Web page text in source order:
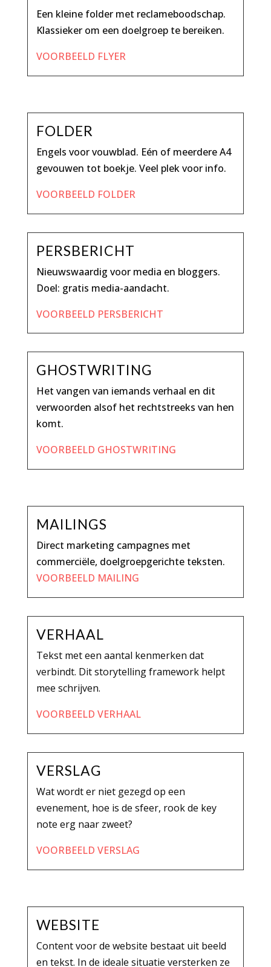
Een kleine folder met reclameboodschap.
Klassieker om een doelgroep te bereiken.
VOORBEELD FLYER
FOLDER
Engels voor vouwblad. Eén of meerdere A4
gevouwen tot boekje. Veel plek voor info.
VOORBEELD FOLDER
PERSBERICHT
Nieuwswaardig voor media en bloggers.
Doel: gratis media-aandacht.
VOORBEELD PERSBERICHT
GHOSTWRITING
Het vangen van iemands verhaal en dit
verwoorden alsof het rechtstreeks van hen
komt.
VOORBEELD GHOSTWRITING
MAILINGS
Direct marketing campagnes met
commerciële, doelgroepgerichte teksten.
VOORBEELD MAILING
VERHAAL
Tekst met een aantal kenmerken dat
verbindt. Dit storytelling framework helpt
mee schrijven.
VOORBEELD VERHAAL
VERSLAG
Wat wordt er niet gezegd op een
evenement, hoe is de sfeer, rook de key
note erg naar zweet?
VOORBEELD VERSLAG
WEBSITE
Content voor de website bestaat uit beeld
en tekst. In de ideale situatie versterken ze